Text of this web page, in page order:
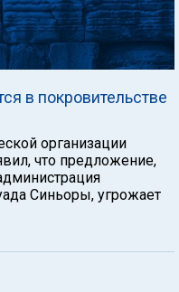
в покровительстве
организации
что предложение,
Синьоры, угрожает